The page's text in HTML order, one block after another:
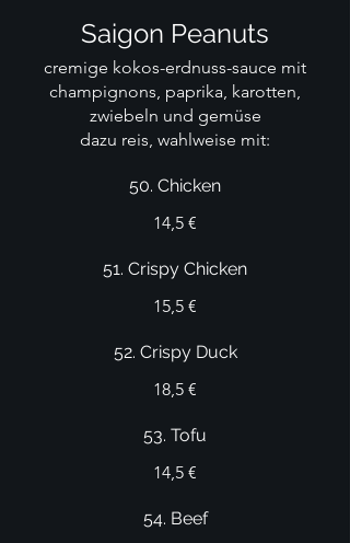
Saigon Peanuts
cremige kokos-erdnuss-sauce mit
champignons, paprika, karotten,
zwiebeln und gemüse
dazu reis, wahlweise mit:
50. Chicken
14,5 €
51. Crispy Chicken
15,5 €
52. Crispy Duck
18,5 €
53. Tofu
14,5 €
54. Beef